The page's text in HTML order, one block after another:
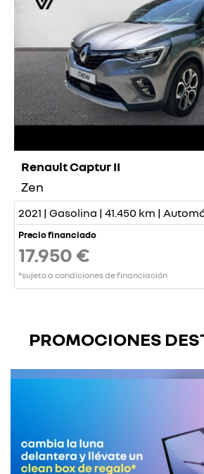
Renault Captur II
Zen
2021 | Gasolina | 41.450 km |
Precio financiado
17.950 €
*sujeto a condiciones de financiación
PROMOCIONES